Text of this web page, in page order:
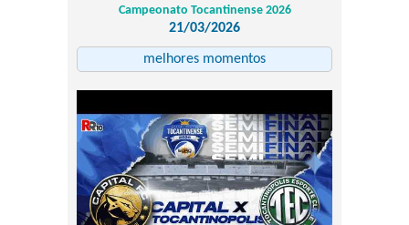
Campeonato Tocantinense 2026
21/03/2026
melhores momentos